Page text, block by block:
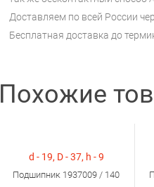
Доставляем по всей России
Бесплатная доставка до
Похожие
d - 19, D - 37, h - 9
Подшипник 1937009 / 140